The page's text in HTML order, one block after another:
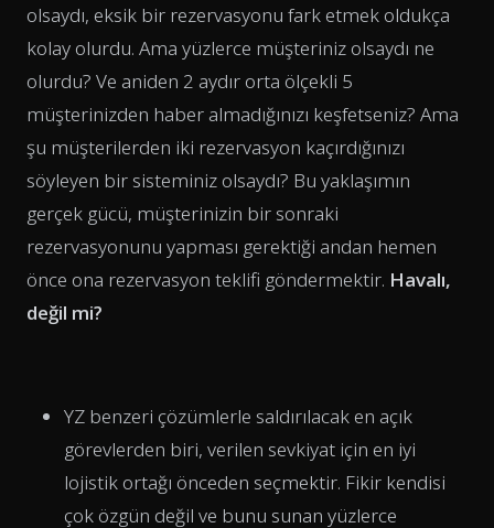
olsaydı, eksik bir rezervasyonu fark etmek oldukça
kolay olurdu. Ama yüzlerce müşteriniz olsaydı ne
olurdu? Ve aniden 2 aydır orta ölçekli 5
müşterinizden haber almadığınızı keşfetseniz? Ama
şu müşterilerden iki rezervasyon kaçırdığınızı
söyleyen bir sisteminiz olsaydı? Bu yaklaşımın
gerçek gücü, müşterinizin bir sonraki
rezervasyonunu yapması gerektiği andan hemen
önce ona rezervasyon teklifi göndermektir. Havalı,
değil mi?
YZ benzeri çözümlerle saldırılacak en açık
görevlerden biri, verilen sevkiyat için en iyi
lojistik ortağı önceden seçmektir. Fikir kendisi
çok özgün değil ve bunu sunan yüzlerce